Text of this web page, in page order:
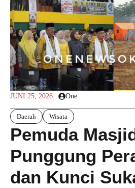
JUNI 25, 2026 One
Daerah Wisata
Pemuda
Punggung
dan Kunci